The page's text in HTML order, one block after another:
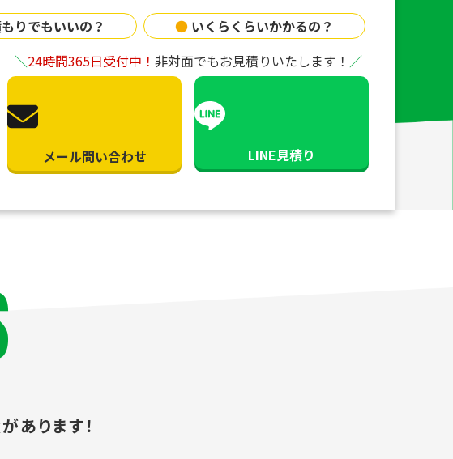
りでもいいの？ ● いくらくらいかかるの？
24時間365日受付中！ 非対面でもお見積りいたします！
メール問い合わせ LINE見積り
あります！